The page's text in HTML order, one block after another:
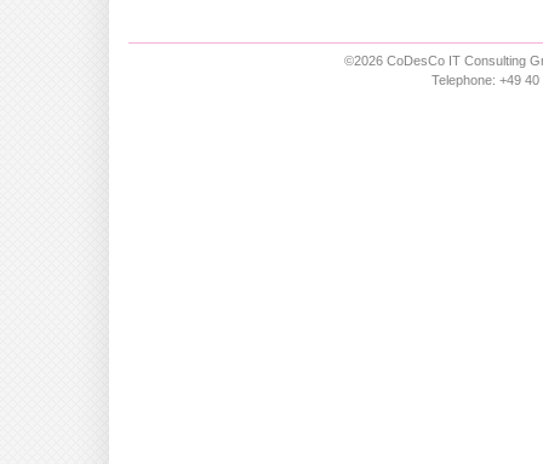
©2026 CoDesCo IT Consulting
Telephone: +49